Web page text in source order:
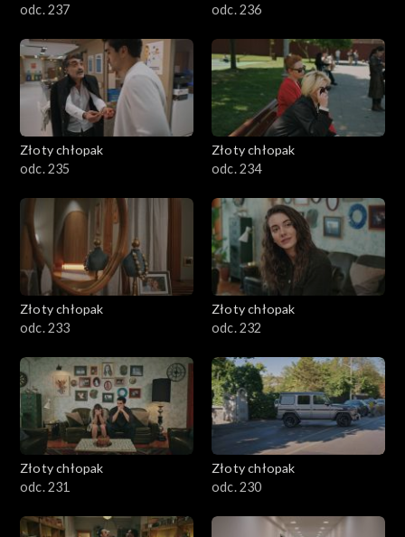
odc. 237
odc. 236
Złoty chłopak
odc. 235
Złoty chłopak
odc. 234
Złoty chłopak
odc. 233
Złoty chłopak
odc. 232
Złoty chłopak
odc. 231
Złoty chłopak
odc. 230